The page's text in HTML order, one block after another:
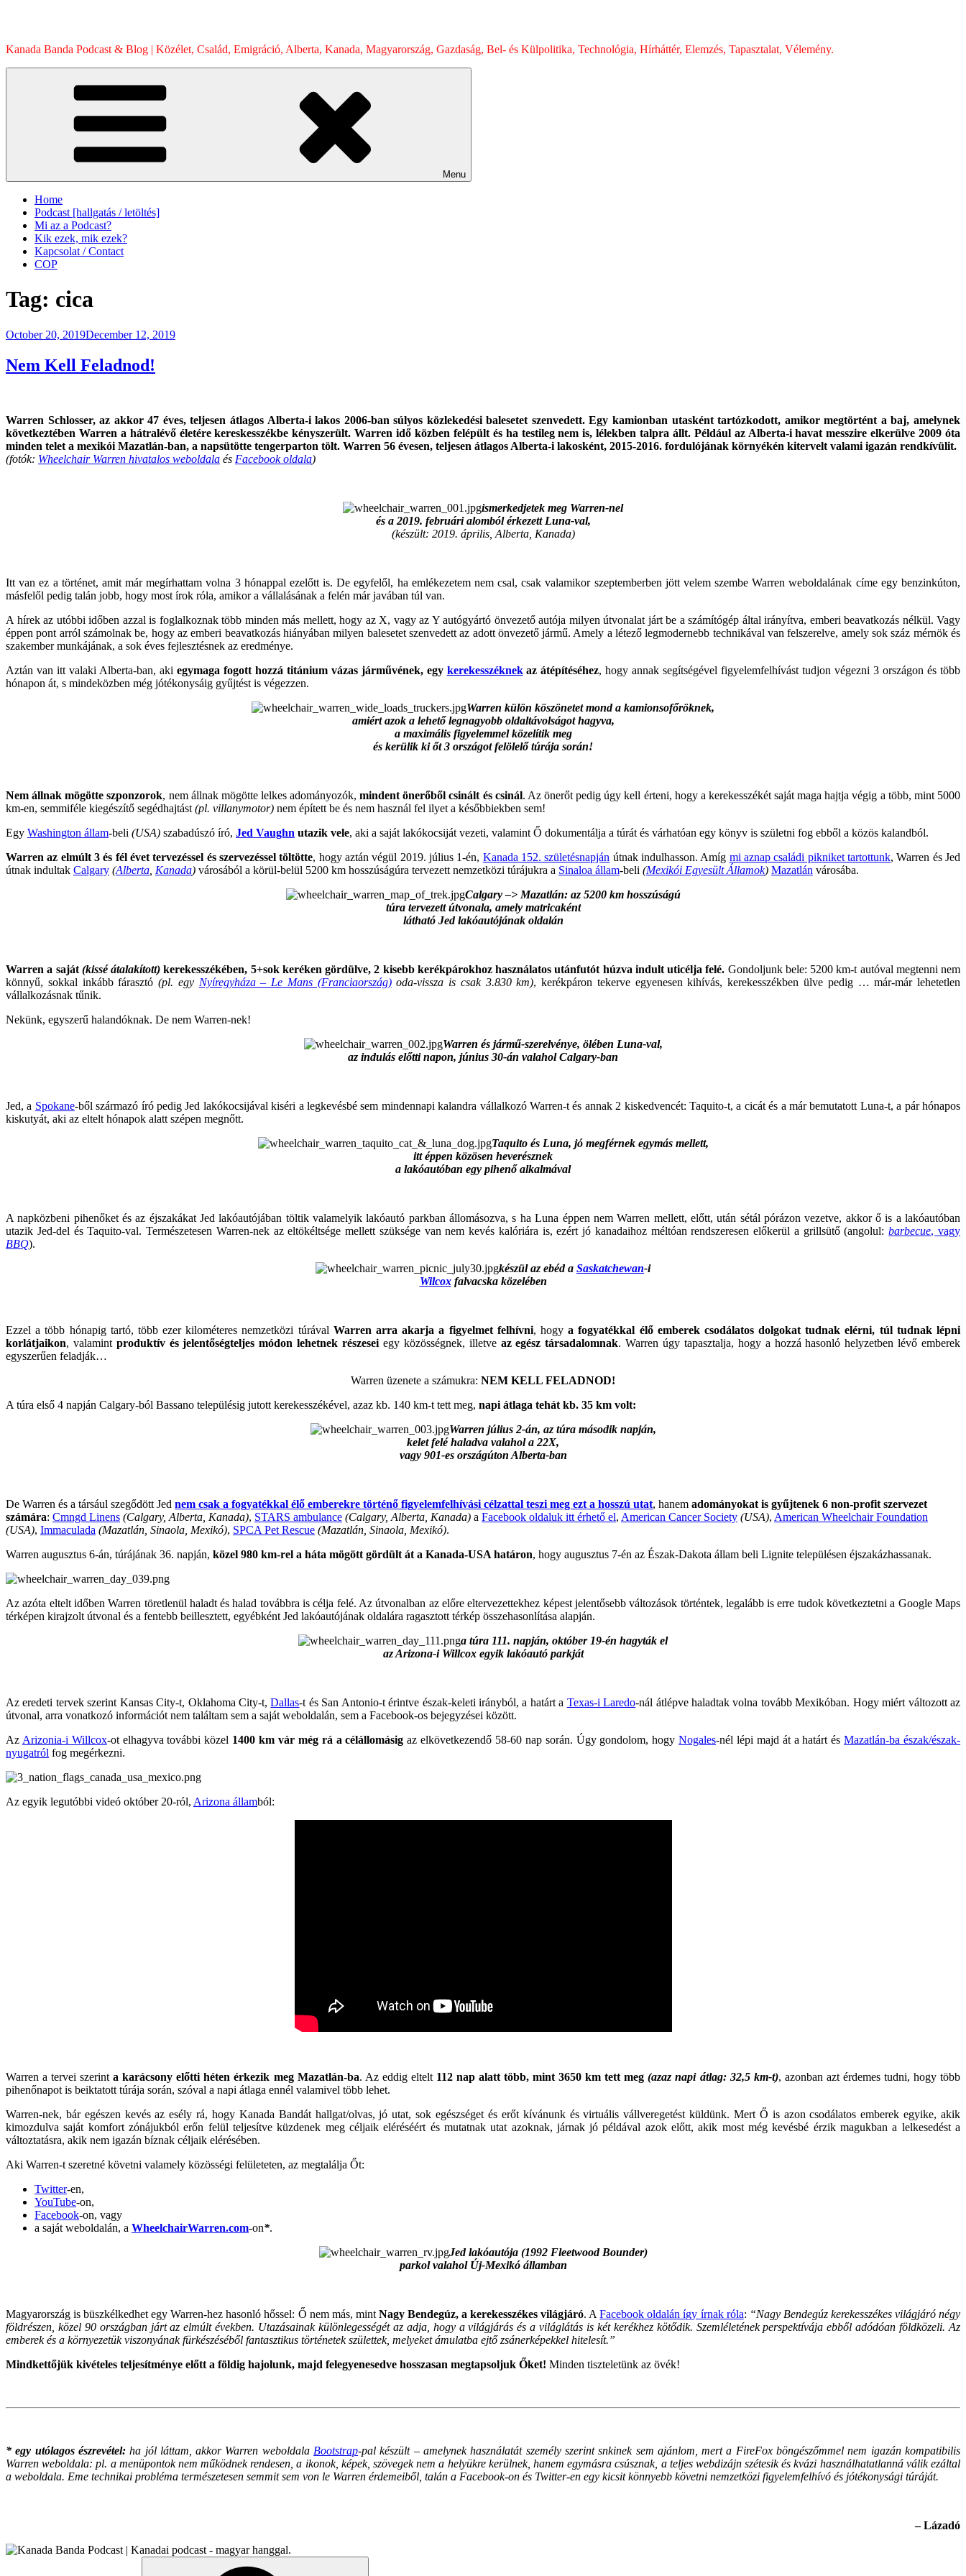
Kanada Banda Podcast & Blog | Közélet, Család, Emigráció, Alberta, Kanada, Magyarország, Gazdaság, Bel- és Külpolitika, Technológia, Hírháttér, Elemzés, Tapasztalat, Vélemény.
Menu
Home
Podcast [hallgatás / letöltés]
Mi az a Podcast?
Kik ezek, mik ezek?
Kapcsolat / Contact
COP
Tag: cica
Posted
October 20, 2019December 12, 2019
Nem Kell Feladnod!
Warren Schlosser, az akkor 47 éves, teljesen átlagos Alberta-i lakos 2006-ban súlyos közlekedési balesetet szenvedett. Egy kamionban utasként tartózkodott, amikor megtörtént a baj, amelynek
következtében Warren a hátralévő életére kereskesszékbe kényszerült. Warren idő közben felépült és ha testileg nem is, lélekben talpra állt. Például az Alberta-i havat messzire elkerülve 2009 óta
minden telet a mexikói Mazatlán-ban, a napsütötte tengerparton tölt. Warren 56 évesen, teljesen átlagos Alberta-i lakosként, 2015-2016. fordulójának környékén kitervelt valami igazán rendkívülit.
(fotók: Wheelchair Warren hivatalos weboldala és Facebook oldala)
ismerkedjetek meg Warren-nel
és a 2019. februári alomból érkezett Luna-val,
(készült: 2019. április, Alberta, Kanada)
Itt van ez a történet, amit már megírhattam volna 3 hónappal ezelőtt is. De egyfelől, ha emlékezetem nem csal, csak valamikor szeptemberben jött velem szembe Warren weboldalának címe egy benzinkúton,
másfelől pedig talán jobb, hogy most írok róla, amikor a vállalásának a felén már javában túl van.
A hírek az utóbbi időben azzal is foglalkoznak több minden más mellett, hogy az X, vagy az Y autógyártó önvezető autója milyen útvonalat járt be a számítógép által irányítva, emberi beavatkozás nélkül. Vagy
éppen pont arról számolnak be, hogy az emberi beavatkozás hiányában milyen balesetet szenvedett az adott önvezető jármű. Amely a létező legmodernebb technikával van felszerelve, amely sok száz mérnök és
szakember munkájának, a sok éves fejlesztésnek az eredménye.
Aztán van itt valaki Alberta-ban, aki egymaga fogott hozzá titánium vázas járművének, egy kerekesszéknekaz átépítéséhez, hogy annak segítségével figyelemfelhívást tudjon végezni 3 országon és több
hónapon át, s mindeközben még jótékonysáig gyűjtést is végezzen.
Warren külön köszönetet mond a kamionsofőröknek,
amiért azok a lehető legnagyobb oldaltávolságot hagyva,
a maximális figyelemmel közelítik meg
és kerülik ki őt 3 országot felölelő túrája során!
Nem állnak mögötte szponzorok, nem állnak mögötte lelkes adományozók,mindent önerőből csinált és csinál. Az önerőt pedig úgy kell érteni, hogy a kerekesszékét saját maga hajtja végig a több, mint 5000
km-en, semmiféle kiegészítő segédhajtást (pl. villanymotor) nem épített be és nem használ fel ilyet a későbbiekben sem!
Egy Washington állam-beli (USA) szabadúszó író, Jed Vaughn utazik vele, aki a saját lakókocsiját vezeti, valamint Ő dokumentálja a túrát és várhatóan egy könyv is születni fog ebből a közös kalandból.
Warren az elmúlt 3 és fél évet tervezéssel és szervezéssel töltötte, hogy aztán végül 2019. július 1-én, Kanada 152. születésnapján útnak indulhasson. Amíg mi aznap családi pikniket tartottunk, Warren és Jed
útnak indultak Calgary (Alberta Kanada) városából a körül-belül 5200 km hosszúságúra tervezett nemzetközi túrájukra a Sinaloa állam-beli (Mexikói Egyesült Államok) Mazatlán városába.
Calgary –> Mazatlán: az 5200 km hosszúságú
túra tervezett útvonala, amely matricaként
látható Jed lakóautójának oldalán
Warren a saját (kissé átalakított) kerekesszékében, 5+sok keréken gördülve, 2 kisebb kerékpárokhoz használatos utánfutót húzva indult uticélja felé. Gondoljunk bele: 5200 km-t autóval megtenni nem
könnyű, sokkal inkább fárasztó(pl. egy Nyíregyháza – Le Mans (Franciaország)oda-vissza is csak 3.830 km), kerékpáron tekerve egyenesen kihívás, kerekesszékben ülve pedig … már-már lehetetlen
vállalkozásnak tűnik.
Nekünk, egyszerű halandóknak. De nem Warren-nek!
Warren és jármű-szerelvénye, ölében Luna-val,
az indulás előtti napon, június 30-án valahol Calgary-ban
Jed, a Spokane-ből származó író pedig Jed lakókocsijával kiséri a legkevésbé sem mindennapi kalandra vállalkozó Warren-t és annak 2 kiskedvencét: Taquito-t, a cicát és a már bemutatott Luna-t, a pár hónapos
kiskutyát, aki az eltelt hónapok alatt szépen megnőtt.
Taquito és Luna, jó megférnek egymás mellett,
itt éppen közösen heverésznek
a lakóautóban egy pihenő alkalmával
A napközbeni pihenőket és az éjszakákat Jed lakóautójában töltik valamelyik lakóautó parkban állomásozva, s ha Luna éppen nem Warren mellett, előtt, után sétál pórázon vezetve, akkor ő is a lakóautóban
utazik Jed-del és Taquito-val. Természetesen Warren-nek az eltökéltsége mellett szüksége van nem kevés kalóriára is, ezért jó kanadaihoz méltóan rendszeresen előkerül a grillsütő (angolul:barbecue, vagy
BBQ).
készül az ebéd a Saskatchewan-i
Wilcoxfalvacska közelében
Ezzel a több hónapig tartó, több ezer kilométeres nemzetközi túrával Warren arra akarja a figyelmet felhívni, hogya fogyatékkal élő emberek csodálatos dolgokat tudnak elérni, túl tudnak lépni
korlátjaikon, valamint produktív és jelentőségteljes módon lehetnek részesei egy közösségnek, illetve az egész társadalomnak. Warren úgy tapasztalja, hogy a hozzá hasonló helyzetben lévő emberek
egyszerűen feladják…
Warren üzenete a számukra: NEM KELL FELADNOD!
A túra első 4 napján Calgary-ból Bassano településig jutott kerekesszékével, azaz kb. 140 km-t tett meg, napi átlaga tehát kb. 35 km volt:
Warren július 2-án, az túra második napján,
kelet felé haladva valahol a 22X,
vagy 901-es országúton Alberta-ban
De Warren és a társául szegődött Jed nem csak a fogyatékkal élő emberekre történő figyelemfelhívási célzattal teszi meg ezt a hosszú utat, hanem adományokat is gyűjtenek 6 non-profit szervezet
számára: Cmngd Linens (Calgary, Alberta, Kanada), STARS ambulance (Calgary, Alberta, Kanada) a Facebook oldaluk itt érhető el, American Cancer Society (USA), American Wheelchair Foundation
(USA), Immaculada (Mazatlán, Sinaola, Mexikó), SPCA Pet Rescue (Mazatlán, Sinaola, Mexikó).
Warren augusztus 6-án, túrájának 36. napján, közel 980 km-rel a háta mögött gördült át a Kanada-USA határon, hogy augusztus 7-én az Észak-Dakota állam beli Lignite településen éjszakázhassanak.
Az azóta eltelt időben Warren töretlenül haladt és halad továbbra is célja felé. Az útvonalban az előre eltervezettekhez képest jelentősebb változások történtek, legalább is erre tudok következtetni a Google Maps
térképen kirajzolt útvonal és a fentebb beillesztett, egyébként Jed lakóautójának oldalára ragasztott térkép összehasonlítása alapján.
a túra 111. napján, október 19-én hagyták el
az Arizona-i Willcox egyik lakóautó parkját
Az eredeti tervek szerint Kansas City-t, Oklahoma City-t,Dallas-t és San Antonio-t érintve észak-keleti irányból, a határt a Texas-i Laredo-nál átlépve haladtak volna tovább Mexikóban. Hogy miért változott az
útvonal, arra vonatkozó információt nem találtam sem a saját weboldalán, sem a Facebook-os bejegyzései között.
Az Arizonia-i Willcox-ot elhagyva további közel 1400 km vár még rá a célállomásig az elkövetkezendő 58-60 nap során. Úgy gondolom, hogyNogales-nél lépi majd át a határt ésMazatlán-ba észak/észak-
nyugatról fog megérkezni.
Az egyik legutóbbi videó október 20-ról, Arizona államból:
Warren a tervei szerinta karácsony előtti héten érkezik meg Mazatlán-ba. Az eddig eltelt 112 nap alatt több, mint 3650 km tett meg(azaz napi átlag: 32,5 km-t), azonban azt érdemes tudni, hogy több
pihenőnapot is beiktatott túrája során, szóval a napi átlaga ennél valamivel több lehet.
Warren-nek, bár egészen kevés az esély rá, hogy Kanada Bandát hallgat/olvas, jó utat, sok egészséget és erőt kívánunk és virtuális vállveregetést küldünk. Mert Ő is azon csodálatos emberek egyike, akik
kimozdulva saját komfort zónájukból erőn felül teljesítve küzdenek meg céljaik eléréséért és mutatnak utat azoknak, járnak jó példával azok előtt, akik most még kevésbé érzik magukban a lelkesedést a
változtatásra, akik nem igazán bíznak céljaik elérésében.
Aki Warren-t szeretné követni valamely közösségi felületeten, az megtalálja Őt:
Twitter-en,
YouTube-on,
Facebook-on, vagy
a saját weboldalán, a WheelchairWarren.com-on*.
Jed lakóautója (1992 Fleetwood Bounder)
parkol valahol Új-Mexikó államban
Magyarország is büszkélkedhet egy Warren-hez hasonló hőssel: Ő nem más, mint Nagy Bendegúz, a kerekesszékes világjáró. AFacebook oldalán így írnak róla: “Nagy Bendegúz kerekesszékes világjáró négy
földrészen, közel 90 országban járt az elmúlt években. Utazásainak különlegességét az adja, hogy a világjárás és a világlátás is két kerékhez kötődik. Szemléletének perspektívája ebből adódóan földközeli. Az
emberek és a környezetük viszonyának fürkészéséből fantasztikus történetek születtek, melyeket ámulatba ejtő zsánerképekkel hitelesít.”
Mindkettőjük kivételes teljesítménye előtt a földig hajolunk, majd felegyenesedve hosszasan megtapsoljuk Őket! Minden tiszteletünk az övék!
* egy utólagos észrevétel:ha jól láttam, akkor Warren weboldala Bootstrap-pal készült – amelynek használatát személy szerint snkinek sem ajánlom, mert a FireFox böngészőmmel nem igazán kompatibilis
Warren weboldala: pl. a menüpontok nem működnek rendesen, a ikonok, képek, szövegek nem a helyükre kerülnek, hanem egymásra csúsznak, a teljes webdizájn szétesik és kvázi használhatatlanná válik ezáltal
a weboldala. Eme technikai probléma természetesen semmit sem von le Warren érdemeiből, talán a Facebook-on és Twitter-en egy kicsit könnyebb követni nemzetközi figyelemfelhívó és jótékonysági túráját.
– Lázadó